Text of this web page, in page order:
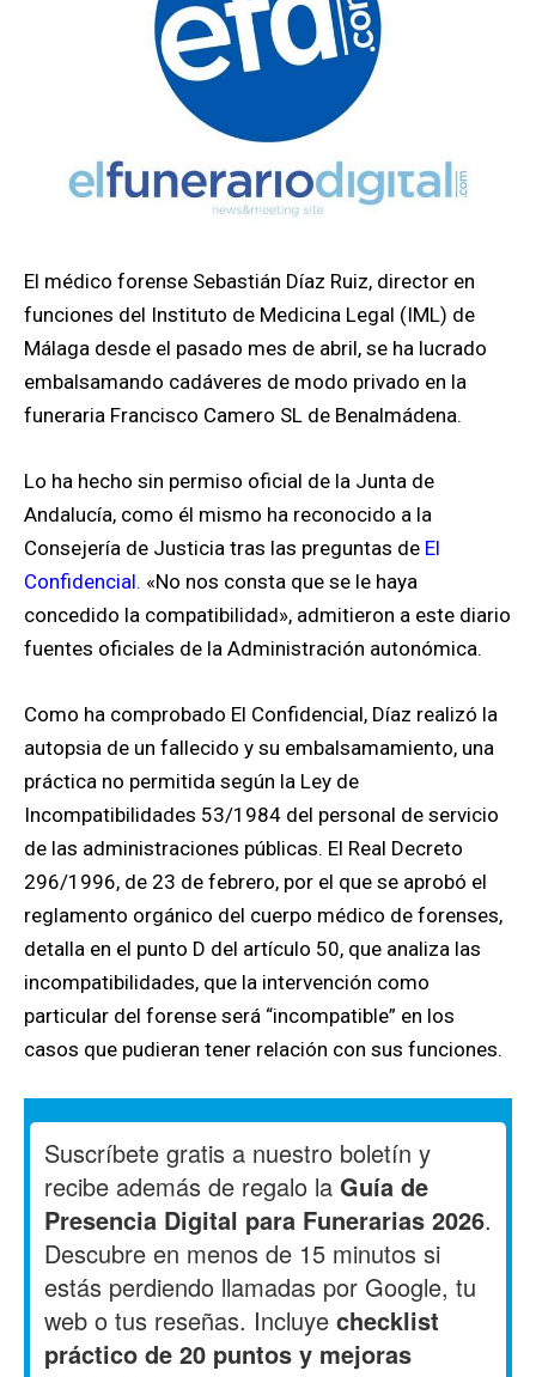
El médico forense Sebastián Díaz Ruiz, director en
funciones del Instituto de Medicina Legal (IML) de
Málaga desde el pasado mes de abril, se ha lucrado
embalsamando cadáveres de modo privado en la
funeraria Francisco Camero SL de Benalmádena.
Lo ha hecho sin permiso oficial de la Junta de
Andalucía, como él mismo ha reconocido a la
Consejería de Justicia tras las preguntas de El
Confidencial. «No nos consta que se le haya
concedido la compatibilidad», admitieron a este diario
fuentes oficiales de la Administración autonómica.
Como ha comprobado El Confidencial, Díaz realizó la
autopsia de un fallecido y su embalsamamiento, una
práctica no permitida según la Ley de
Incompatibilidades 53/1984 del personal de servicio
de las administraciones públicas. El Real Decreto
296/1996, de 23 de febrero, por el que se aprobó el
reglamento orgánico del cuerpo médico de forenses,
detalla en el punto D del artículo 50, que analiza las
incompatibilidades, que la intervención como
particular del forense será “incompatible” en los
casos que pudieran tener relación con sus funciones.